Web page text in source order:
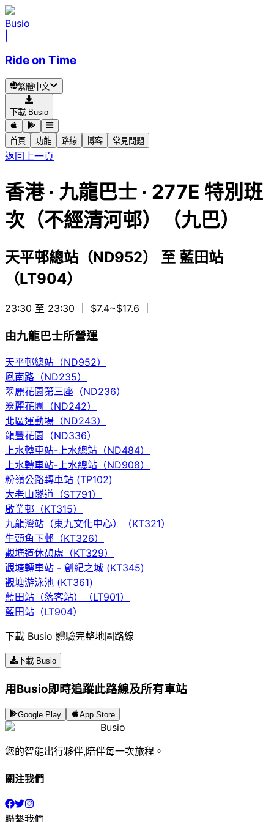
Busio
Ride on Time
繁體中文
下載 Busio
首頁 功能 路線 博客 常見問題
返回上一頁
香港· 九龍巴士 · 277E 特別班
次（不經清河邨）（九巴）
天平邨總站（ND952） 至 藍田站
（LT904）
23:30 至 23:30 ｜ $7.4~$17.6
由九龍巴士所營運
天平邨總站（ND952）
鳳南路（ND235）
翠麗花園第三座（ND236）
翠麗花園（ND242）
北區運動場（ND243）
龍豐花園（ND336）
上水轉車站-上水總站（ND484）
上水轉車站-上水總站（ND908）
粉嶺公路轉車站 (TP102)
大老山隧道（ST791）
啟業邨（KT315）
九龍灣站（東九文化中心）（KT321）
牛頭角下邨（KT326）
觀塘道休憩處（KT329）
觀塘轉車站 - 創紀之城 (KT345)
觀塘游泳池 (KT361)
藍田站（落客站）（LT901）
藍田站（LT904）
下載 Busio 體驗完整地圖路線
下載 Busio
用Busio即時追蹤此路線及所有車站
Google Play App Store
Busio
您的智能出行夥伴,陪伴每一次旅程。
關注我們
聯繫我們